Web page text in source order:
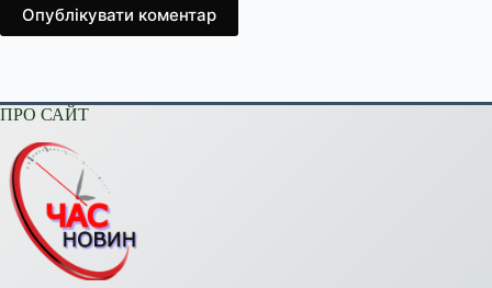
Опублікувати коментар
ПРО САЙТ